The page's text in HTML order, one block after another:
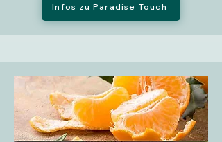
Infos zu Paradise Touch